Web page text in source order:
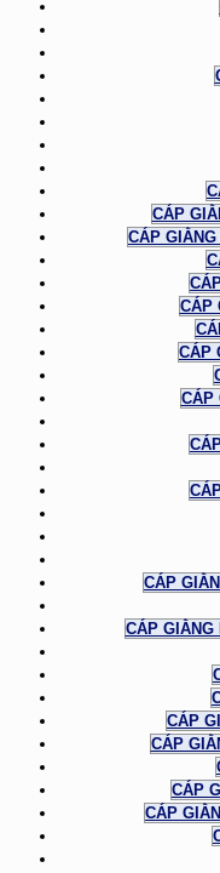
CÁP
CÁP
CÁP
CÁP
CÁP
CÁP
CÁP
CÁP
CÁP
CÁP
CÁP